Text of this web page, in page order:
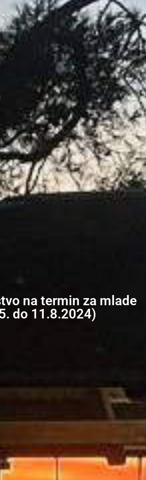
na termin za mlade
do 11.8.2024)